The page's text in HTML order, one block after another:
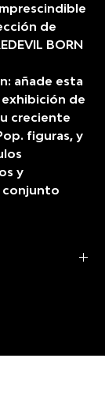
de
BORN
añade esta
de
creciente
figuras, y
y
conjunto